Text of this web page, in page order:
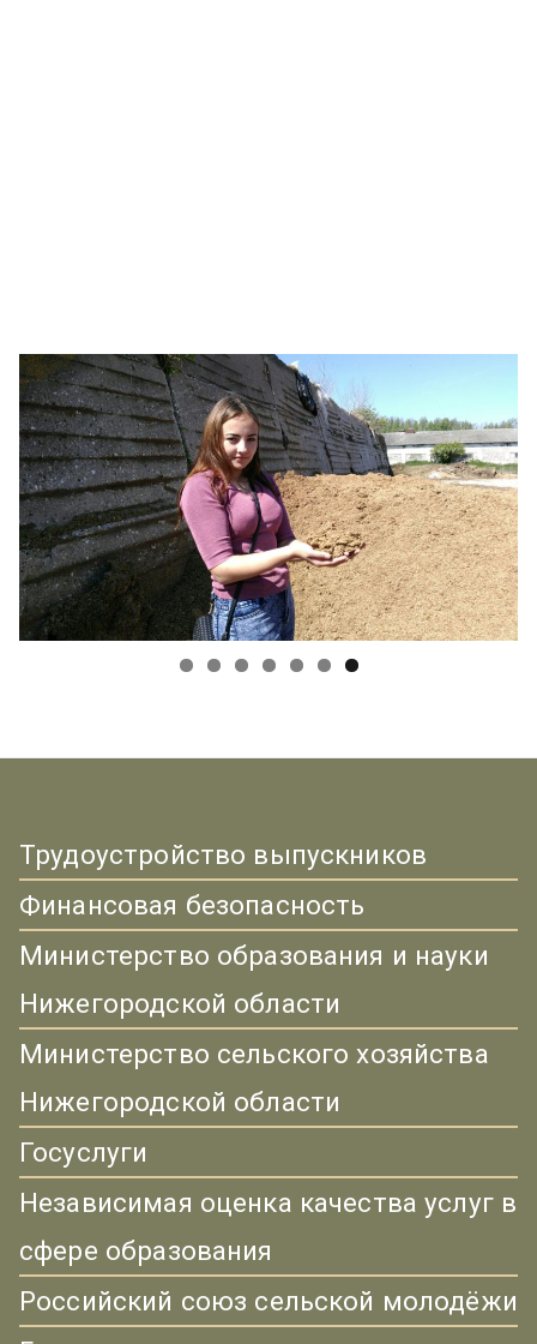
Трудоустройство выпускников
Финансовая безопасность
Министерство образования и науки
Нижегородской области
Министерство сельского хозяйства
Нижегородской области
Госуслуги
Независимая оценка качества услуг в
сфере образования
Российский союз сельской молодёжи